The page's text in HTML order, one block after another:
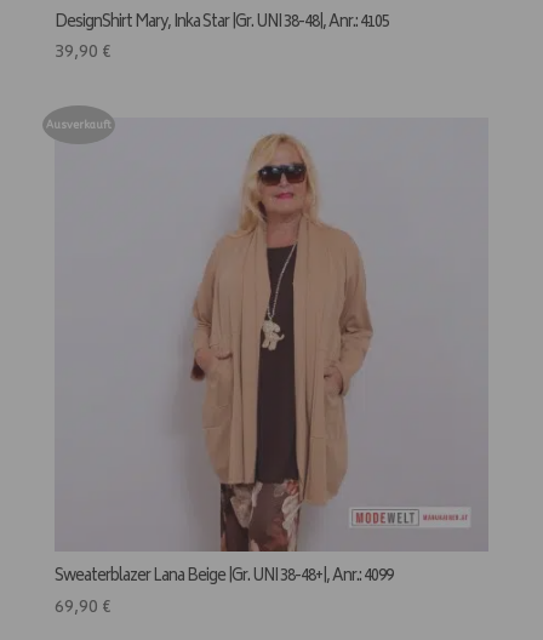
DesignShirt Mary, Inka Star |Gr. UNI 38-48|, Anr.: 4105
39,90 €
Ausverkauft
Sweaterblazer Lana Beige |Gr. UNI 38-48+|, Anr.: 4099
69,90 €